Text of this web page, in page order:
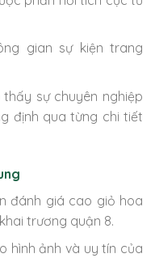
gian sự kiện trang
sự chuyên nghiệp
định qua từng chi tiết
đánh giá cao giỏ hoa
trương quận 8.
hình ảnh và uy tín của